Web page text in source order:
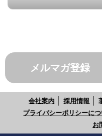
メルマガ登録
会社案内 採用情報
プライバシーポリシーにつ
お